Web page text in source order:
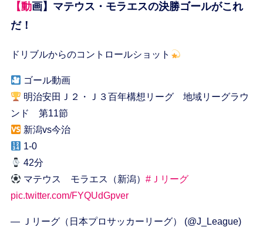
【動画】マテウス・モラエスの決勝ゴールがこれ
だ！
ドリブルからのコントロールショット
ゴール動画
明治安田Ｊ２・Ｊ３百年構想リーグ 地域リーグラウ
ンド 第11節
新潟vs今治
1-0
42分
マテウス モラエス（新潟）#Ｊリーグ
pic.twitter.com/FYQUdGpver
— Ｊリーグ（日本プロサッカーリーグ） (@J_League)